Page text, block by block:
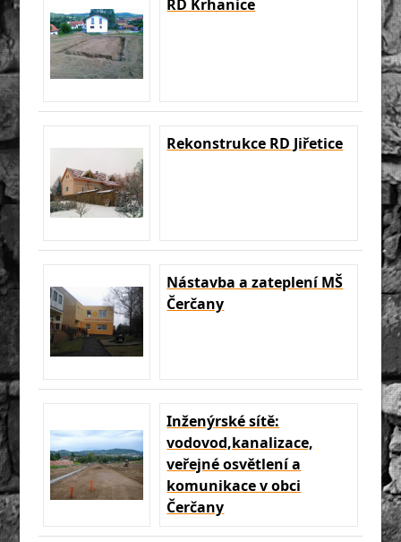
RD Krhanice
Rekonstrukce RD Jiřetice
Nástavba a zateplení MŠ
Čerčany
Inženýrské sítě:
vodovod,kanalizace,
veřejné osvětlení a
komunikace v obci
Čerčany